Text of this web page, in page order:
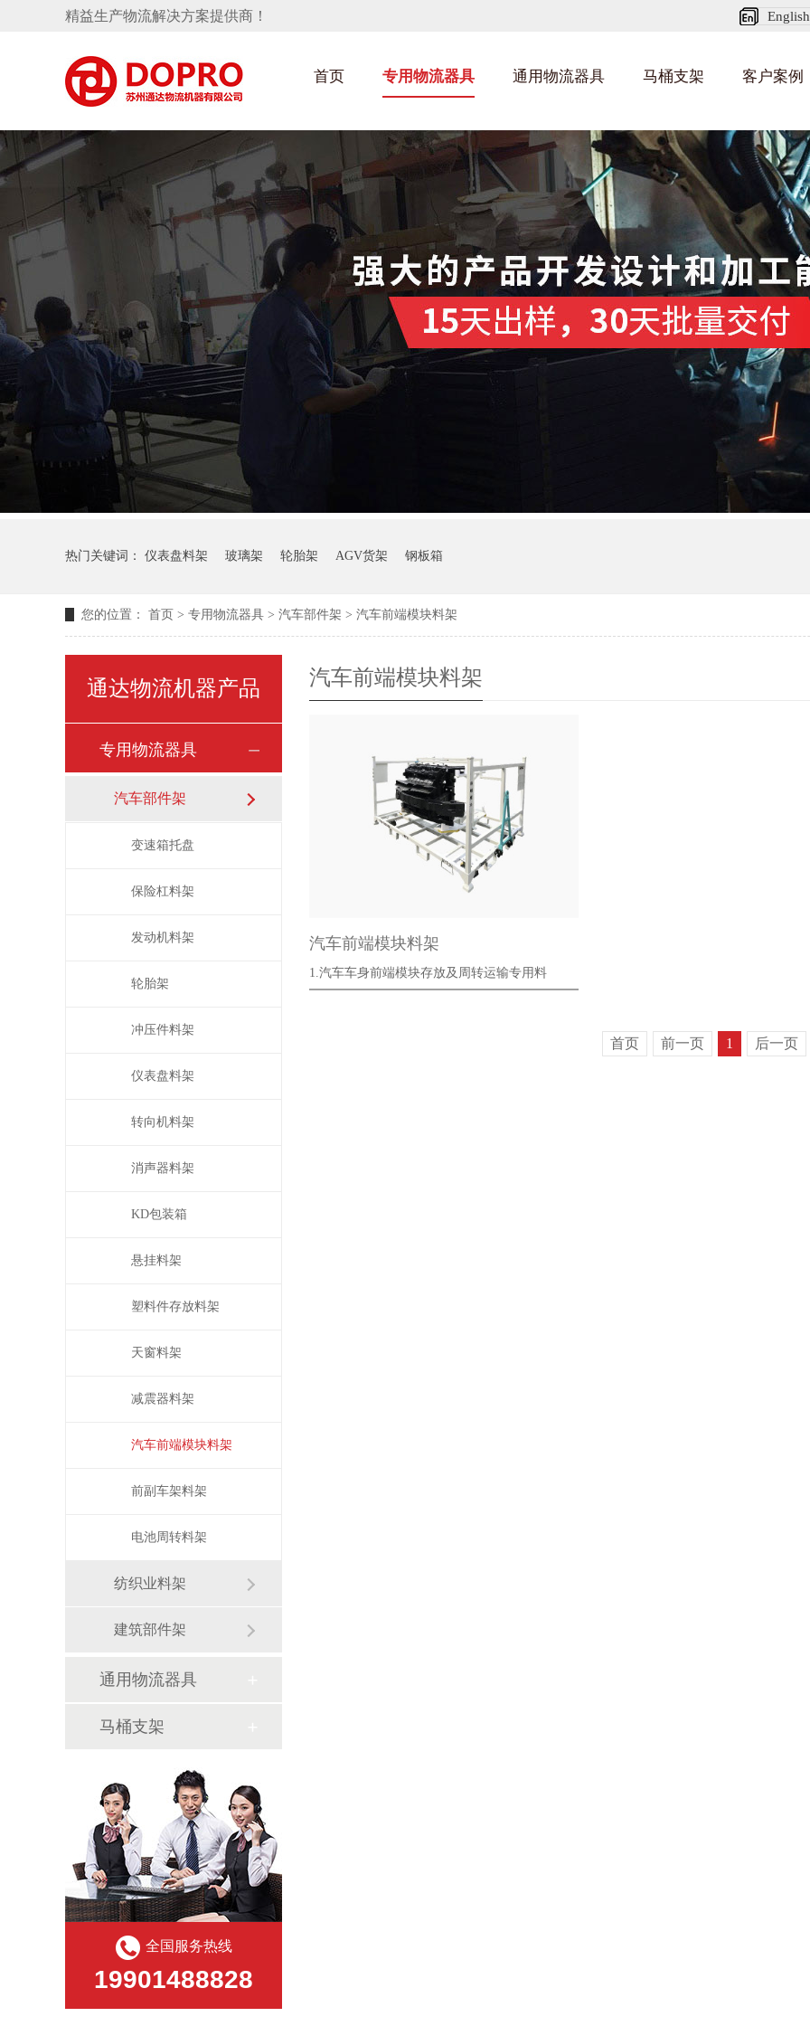
English
精益生产物流解决方案提供商！
首页 专用物流器具
汽车部件架
变速箱托盘 保险杠料架 发动机料架
冲压件料架 仪表盘料架
转向机料架 消声器料架 KD包装箱
悬挂料架 塑料件存放料架 天窗料架
减震器料架 汽车前端模块料架
前副车架料架 电池周转料架
纺织业料架
丝车/纺丝车 布车/布匹架
通用物流器具
手推车 乌龟车/平台车
钢板箱
气瓶料架 货架系统
马桶支架
隐藏式马桶水箱支架
客户案例
汽车行业 化纤纺织行业
卫浴行业 化工行业
热门关键词： 仪表盘料架 玻璃架 轮胎架 AGV货架 钢板箱
您的位置： 首页 > 专用物流器具 > 汽车部件架 > 汽车前端模块料架
汽车前端模块料架
汽车前端模块料架
1.汽车车身前端模块存放及周转运输专用料
首页 前一页 1 后一页
通达物流机器产品
专用物流器具
汽车部件架
变速箱托盘
保险杠料架
发动机料架
轮胎架
冲压件料架
仪表盘料架
转向机料架
消声器料架
KD包装箱
悬挂料架
塑料件存放料架
天窗料架
减震器料架
汽车前端模块料架
前副车架料架
电池周转料架
纺织业料架
建筑部件架
通用物流器具
马桶支架
全国服务热线
19901488828